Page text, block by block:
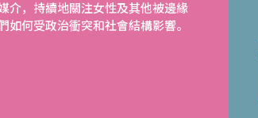
介，持續地關注女性及其他被邊緣
如何受政治衝突和社會結構影響。